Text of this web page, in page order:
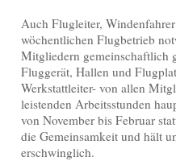
Auch Flugleiter,
wöchentlichen Flugbetrieb
Mitgliedern gemeinschaftlich
Fluggerät, Hallen und
Werkstattleiter- von allen
leistenden Arbeitsstunden
von November bis Februar
die Gemeinsamkeit und hält
erschwinglich.